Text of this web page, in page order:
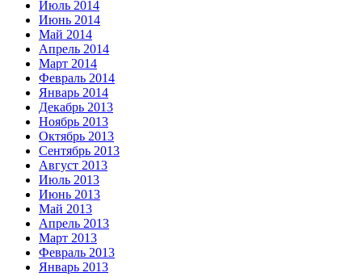
Июль 2014
Июнь 2014
Май 2014
Апрель 2014
Март 2014
Февраль 2014
Январь 2014
Декабрь 2013
Ноябрь 2013
Октябрь 2013
Сентябрь 2013
Август 2013
Июль 2013
Июнь 2013
Май 2013
Апрель 2013
Март 2013
Февраль 2013
Январь 2013